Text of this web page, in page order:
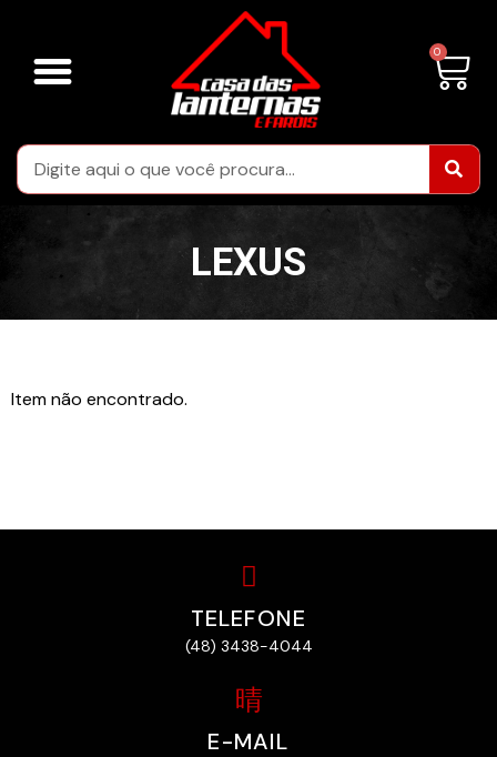
LEXUS
Item não encontrado.
TELEFONE
(48) 3438-4044
E-MAIL